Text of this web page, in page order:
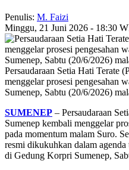
Penulis: M. Faizi
Minggu, 21 Juni 2026 - 18:30
Persaudaraan Setia Hati Terate
menggelar prosesi pengesahan
Sumenep, Sabtu (20/6/2026)
SUMENEP – Persaudaraan
Sumenep kembali menggelar
pada momentum malam Suro.
resmi dikukuhkan dalam
di Gedung Korpri Sumenep,